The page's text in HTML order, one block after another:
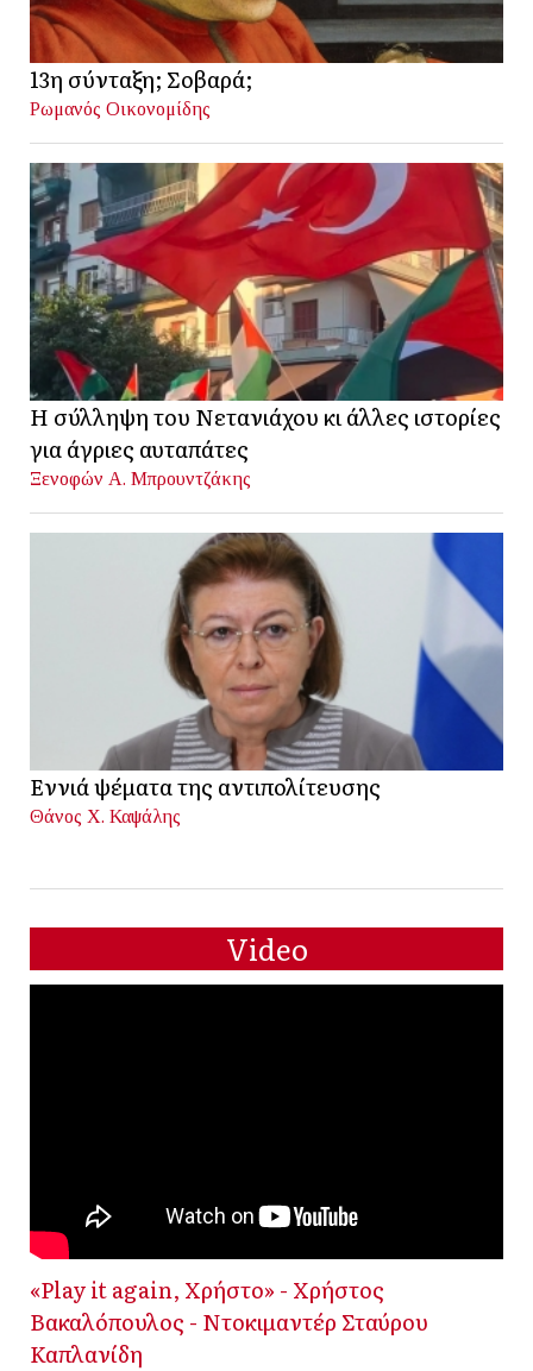
13η σύνταξη; Σοβαρά;
Ρωμανός Οικονομίδης
Η σύλληψη του Νετανιάχου κι άλλες ιστορίες
για άγριες αυταπάτες
Ξενοφών Α. Μπρουντζάκης
Εννιά ψέματα της αντιπολίτευσης
Θάνος Χ. Καψάλης
Video
«Play it again, Χρήστο» - Χρήστος
Βακαλόπουλος - Ντοκιμαντέρ Σταύρου
Καπλανίδη